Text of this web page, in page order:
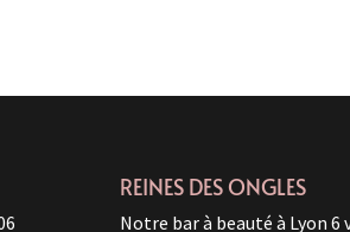
REINES DES ONGLES
Notre bar à beauté à Lyon 6